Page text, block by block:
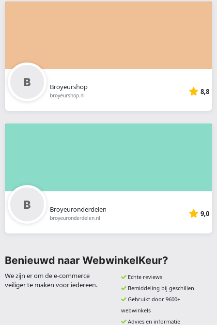
Broyeurshop
broyeurshop.nl 8,8
Broyeuronderdelen
broyeuronderdelen.nl 9,0
Benieuwd naar WebwinkelKeur?
We zijn er om de e-commerce
veiliger te maken voor iedereen.
Echte reviews
Bemiddeling bij geschillen
Gebruikt door 9600+
webwinkels
Advies en informatie